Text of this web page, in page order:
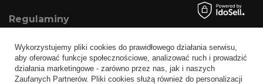
Regulaminy
Wysyłka
Sposoby płatności i prowizje
Wykorzystujemy pliki cookies do prawidłowego działania serwisu,
aby oferować funkcje społecznościowe, analizować ruch i prowadzić
działania marketingowe - zarówno przez nas, jak i naszych
Zaufanych Partnerów. Pliki cookies służą również do personalizacji